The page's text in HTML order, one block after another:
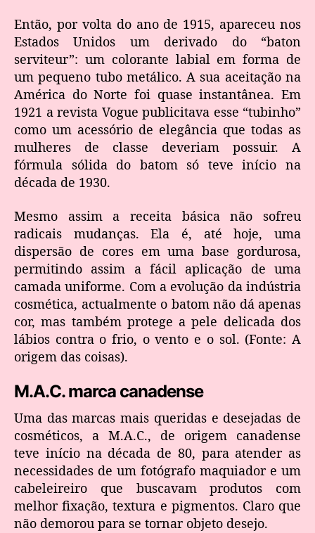
Então, por volta do ano de 1915, apareceu nos
Estados Unidos um derivado do “baton
serviteur”: um colorante labial em forma de
um pequeno tubo metálico. A sua aceitação na
América do Norte foi quase instantânea. Em
1921 a revista Vogue publicitava esse “tubinho”
como um acessório de elegância que todas as
mulheres de classe deveriam possuir. A
fórmula sólida do batom só teve início na
década de 1930.
Mesmo assim a receita básica não sofreu
radicais mudanças. Ela é, até hoje, uma
dispersão de cores em uma base gordurosa,
permitindo assim a fácil aplicação de uma
camada uniforme. Com a evolução da indústria
cosmética, actualmente o batom não dá apenas
cor, mas também protege a pele delicada dos
lábios contra o frio, o vento e o sol. (Fonte: A
origem das coisas).
M.A.C. marca canadense
Uma das marcas mais queridas e desejadas de
cosméticos, a M.A.C., de origem canadense
teve início na década de 80, para atender as
necessidades de um fotógrafo maquiador e um
cabeleireiro que buscavam produtos com
melhor fixação, textura e pigmentos. Claro que
não demorou para se tornar objeto desejo.